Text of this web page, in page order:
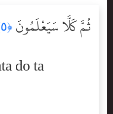
ثُمَّ كَلَّا سَيَعْلَمُونَ ﴿٥﴾
do ta